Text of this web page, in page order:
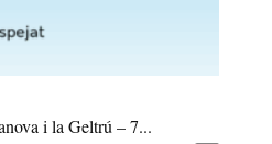
i la Geltrú – 7...